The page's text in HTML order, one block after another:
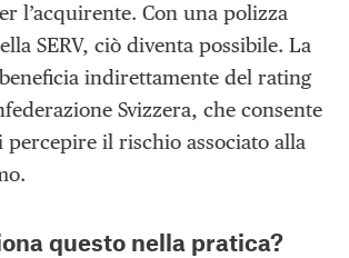
l’acquirente. Con una polizza
SERV, ciò diventa possibile. La
indirettamente del rating
Svizzera, che consente
il rischio associato alla
questo nella pratica?